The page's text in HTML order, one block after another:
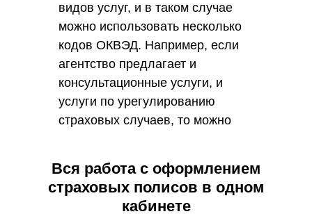
видов услуг, и в таком случае
можно использовать несколько
кодов ОКВЭД. Например, если
агентство предлагает и
консультационные услуги, и
услуги по урегулированию
страховых случаев, то можно
В-третьих, при выборе кодов
Вся работа с оформлением
страховых полисов в одном
кабинете